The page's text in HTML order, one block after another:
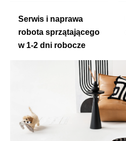
Serwis i naprawa
robota sprzątającego
w 1-2 dni robocze